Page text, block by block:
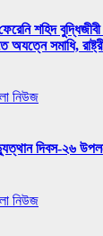
শহিদ
অযত্নে সমাধি,
নিউজ
দিবস-২৬
নিউজ